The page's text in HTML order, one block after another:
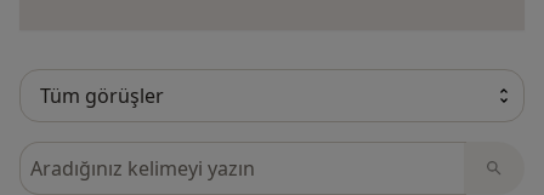
Görüşler içerisinde ara